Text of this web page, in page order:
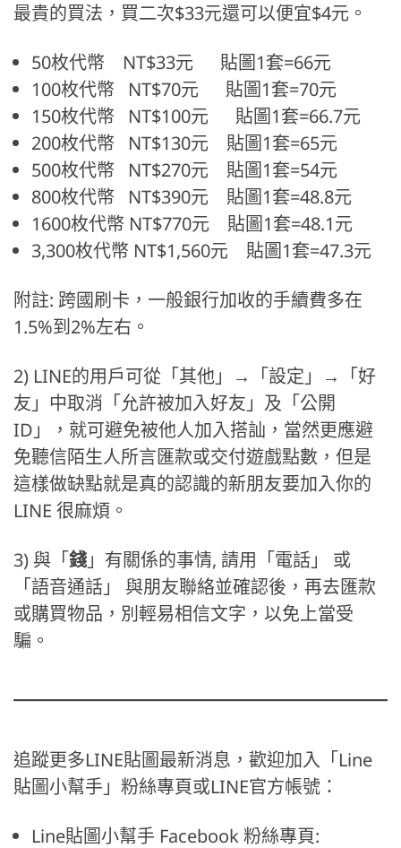
最貴的買法，買二次$33元還可以便宜$4元。
50枚代幣 NT$33元 貼圖1套=66元
100枚代幣 NT$70元 貼圖1套=70元
150枚代幣 NT$100元 貼圖1套=66.7元
200枚代幣 NT$130元 貼圖1套=65元
500枚代幣 NT$270元 貼圖1套=54元
800枚代幣 NT$390元 貼圖1套=48.8元
1600枚代幣 NT$770元 貼圖1套=48.1元
3,300枚代幣 NT$1,560元 貼圖1套=47.3元
附註: 跨國刷卡，一般銀行加收的手續費多在
1.5%到2%左右。
2) LINE的用戶可從「其他」→「設定」→「好
友」中取消「允許被加入好友」及「公開
ID」，就可避免被他人加入搭訕，當然更應避
免聽信陌生人所言匯款或交付遊戲點數，但是
這樣做缺點就是真的認識的新朋友要加入你的
LINE 很麻煩。
3) 與「錢」有關係的事情, 請用「電話」 或
「語音通話」 與朋友聯絡並確認後，再去匯款
或購買物品，別輕易相信文字，以免上當受
騙。
追蹤更多LINE貼圖最新消息，歡迎加入「Line
貼圖小幫手」粉絲專頁或LINE官方帳號：
Line貼圖小幫手 Facebook 粉絲專頁: